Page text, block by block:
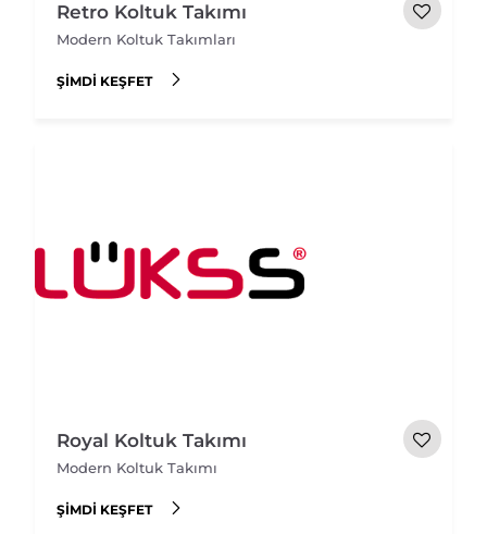
Retro Koltuk Takımı
Modern Koltuk Takımları
ŞIMDI KEŞFET
Royal Koltuk Takımı
Modern Koltuk Takımı
ŞIMDI KEŞFET